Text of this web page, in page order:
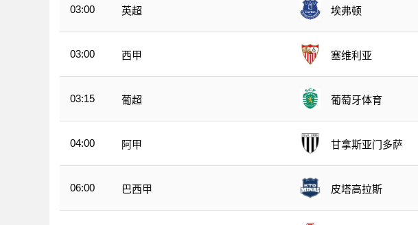
03:00 英超 埃弗顿
03:00 西甲 塞维利亚
03:15 葡超 葡萄牙体育
04:00 阿甲 甘拿斯亚门多萨
06:00 巴西甲 皮塔高拉斯